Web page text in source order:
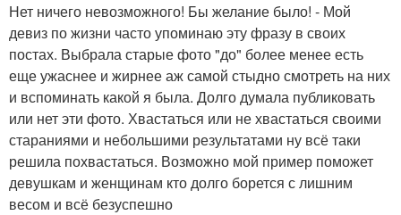
Нет ничего невозможного! Бы желание было! - Мой
девиз по жизни часто упоминаю эту фразу в своих
постах. Выбрала старые фото "до" более менее есть
еще ужаснее и жирнее аж самой стыдно смотреть на них
и вспоминать какой я была. Долго думала публиковать
или нет эти фото. Хвастаться или не хвастаться своими
стараниями и небольшими результатами ну всё таки
решила похвастаться. Возможно мой пример поможет
девушкам и женщинам кто долго борется с лишним
весом и всё безуспешно